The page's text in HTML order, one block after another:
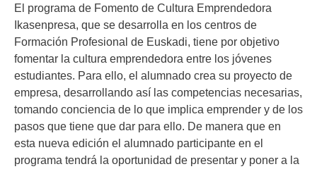
El programa de Fomento de Cultura Emprendedora
Ikasenpresa, que se desarrolla en los centros de
Formación Profesional de Euskadi, tiene por objetivo
fomentar la cultura emprendedora entre los jóvenes
estudiantes. Para ello, el alumnado crea su proyecto de
empresa, desarrollando así las competencias necesarias,
tomando conciencia de lo que implica emprender y de los
pasos que tiene que dar para ello. De manera que en
esta nueva edición el alumnado participante en el
programa tendrá la oportunidad de presentar y poner a la